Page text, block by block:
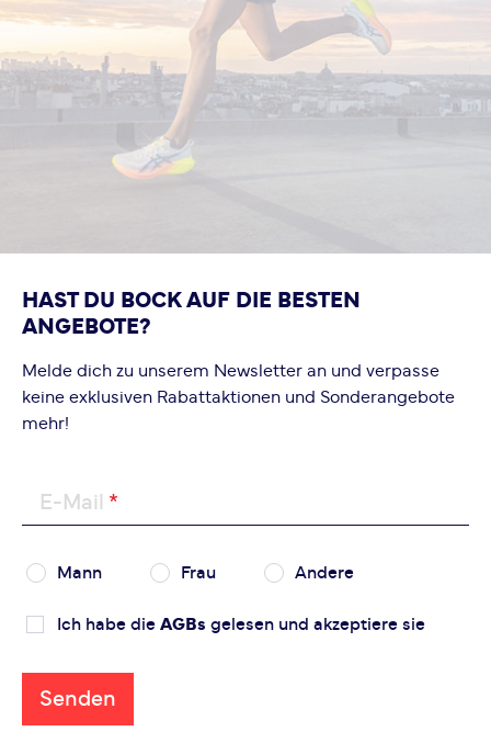
HAST DU BOCK AUF DIE BESTEN
ANGEBOTE?
Melde dich zu unserem Newsletter an und verpasse
keine exklusiven Rabattaktionen und Sonderangebote
mehr!
E-Mail
Mann Frau Andere
Ich habe die AGBs gelesen und akzeptiere sie
Senden